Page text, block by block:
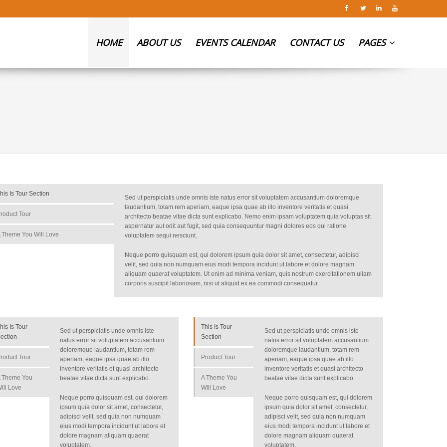
HOME ABOUT US EVENTS CALENDAR CONTACT US PAGES
Is Tour Section
Tour
Theme You Will Love
Sed ut perspiciatis unde omnis iste natus error sit voluptatem accusantium doloremque
laudantium, totam rem aperiam, eaque ipsa quae ab illo inventore veritatis et quasi
architecto beatae vitae dicta sunt explicabo. Nemo enim ipsam voluptatem quia voluptas sit
aspernatur aut odit aut fugit, sed quia consequuntur magni dolores eos qui ratione
voluptatem sequi nesciunt.
Neque porro quisquam est, qui dolorem ipsum quia dolor sit amet, consectetur, adipisci
velit, sed quia non numquam eius modi tempora incidunt ut labore et dolore magnam
aliquam quaerat voluptatem. Ut enim ad minima veniam, quis nostrum exercitationem ullam
corporis suscipit laboriosam, nisi ut aliquid ex ea commodi consequatur.
Is Tour
Tour
Theme You
Love
Sed ut perspiciatis unde omnis iste
natus error sit voluptatem accusantium
doloremque laudantium, totam rem
aperiam, eaque ipsa quae ab illo
inventore veritatis et quasi architecto
beatae vitae dicta sunt explicabo.
Neque porro quisquam est, qui dolorem
ipsum quia dolor sit amet, consectetur,
adipisci velit, sed quia non numquam
eius modi tempora incidunt ut labore et
dolore magnam aliquam quaerat
voluptatem.
This Is Tour
Section
Product Tour
A Theme You
Will Love
Sed ut perspiciatis unde omnis iste
natus error sit voluptatem accusantium
doloremque laudantium, totam rem
aperiam, eaque ipsa quae ab illo
inventore veritatis et quasi architecto
beatae vitae dicta sunt explicabo.
Neque porro quisquam est, qui dolorem
ipsum quia dolor sit amet, consectetur,
adipisci velit, sed quia non numquam
eius modi tempora incidunt ut labore et
dolore magnam aliquam quaerat
voluptatem.